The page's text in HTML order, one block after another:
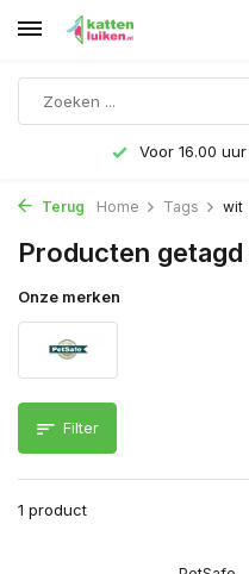
Voor 16.00
Terug Home Tags wit
Producten
Onze merken
Filter
1 product